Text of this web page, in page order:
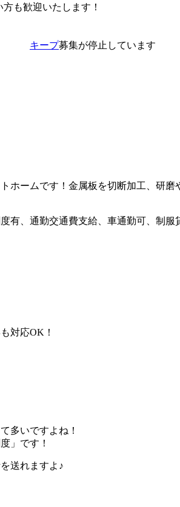
も歓迎いたします！
キープ募集が停止しています
ホームです！金属板を切断加工、研
度有、通勤交通費支給、車通勤可、制
対応OK！
多いですよね！
」です！
送れますよ♪